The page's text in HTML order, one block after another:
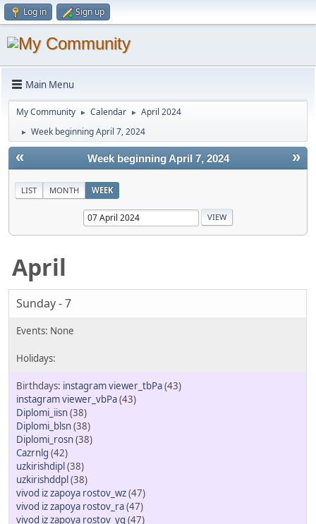
Log in Sign up
Main Menu
My Community ► Calendar ► April 2024
► Week beginning April 7, 2024
« »
Week beginning April 7, 2024
LIST MONTH WEEK
April
Sunday - 7
instagram viewer_tbPa(43)
instagram viewer_vbPa(43)
Diplomi_iisn(38)
Diplomi_blsn(38)
Diplomi_rosn(38)
Cazrnlg (42)
uzkirishdipl (38)
uzkirishddpl (38)
vivod iz zapoya rostov_wz(47)
vivod iz zapoya rostov_ra(47)
vivod iz zapoya rostov_yg (47)